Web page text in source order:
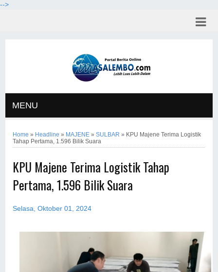
-->
MENU
Home » Headline » MAJENE »SULBAR » KPU Majene Terima Logistik
Tahap Pertama, 1.596 Bilik Suara
KPU Majene Terima Logistik Tahap
Pertama, 1.596 Bilik Suara
Selasa, Oktober 01, 2024